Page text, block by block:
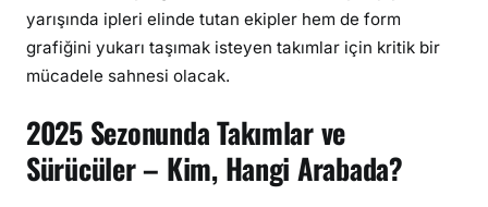
yarışında ipleri elinde tutan ekipler hem de form
grafiğini yukarı taşımak isteyen takımlar için kritik bir
mücadele sahnesi olacak.
2025 Sezonunda Takımlar ve
Sürücüler – Kim, Hangi Arabada?